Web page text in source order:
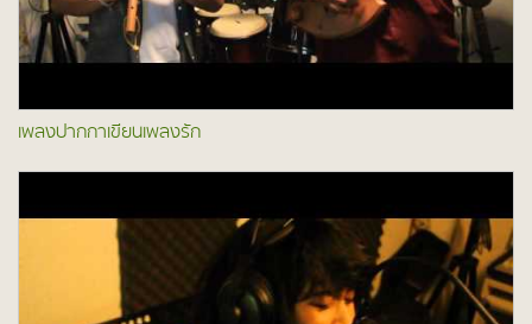
เพลงปากกาเขียนเพลงรัก